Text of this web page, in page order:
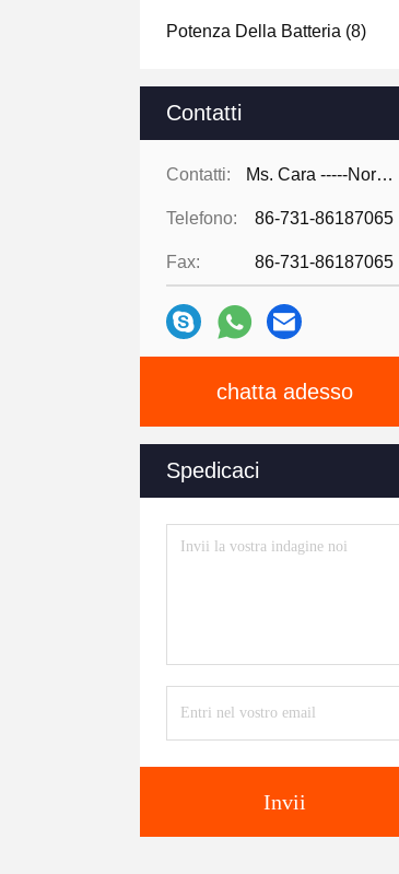
Potenza Della Batteria (8)
Contatti
Contatti: Ms. Cara -----North America
Telefono: 86-731-86187065
Fax: 86-731-86187065
chatta adesso
Spedicaci
Invii